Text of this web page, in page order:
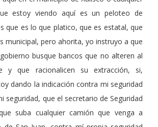
estoy viendo aquí es un peloteo de
que es lo que platico, que es estatal, que
municipal, pero ahorita, yo instruyo a que
busque bancos que no alteren al
y que racionalicen su extracción, si,
dando la indicación contra mi seguridad
seguridad, que el secretario de Seguridad
suba cualquier camión que venga a